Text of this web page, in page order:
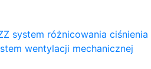
system różnicowania ciśnienia
wentylacji mechanicznej